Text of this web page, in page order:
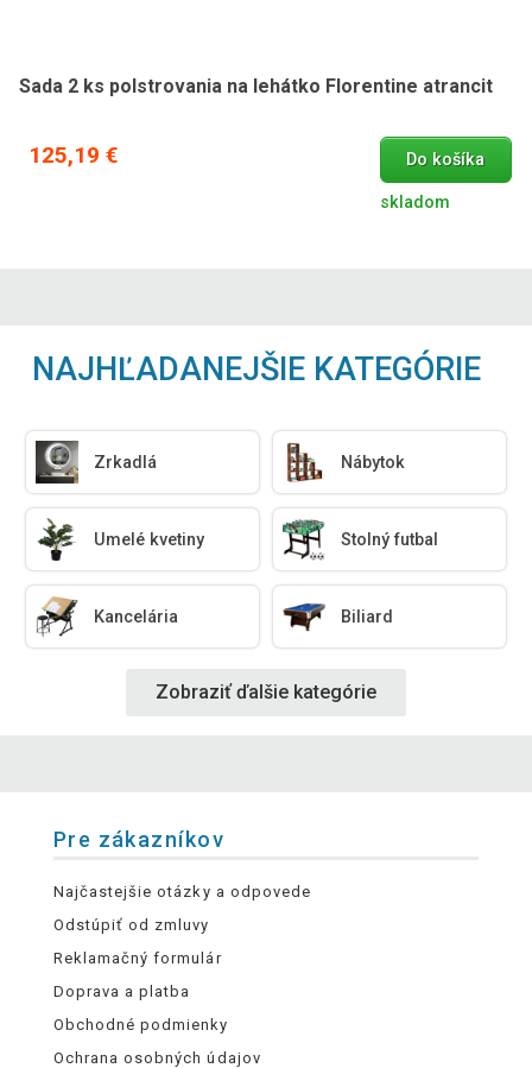
Sada 2 ks polstrovania na lehátko Florentine atrancit
125,19 € Do košíka
skladom
NAJHĽADANEJŠIE KATEGÓRIE
Zrkadlá Nábytok
Umelé kvetiny Stolný futbal
Kancelária Biliard
Zobraziť ďalšie kategórie
Pre zákazníkov
Najčastejšie otázky a odpovede
Odstúpiť od zmluvy
Reklamačný formulár
Doprava a platba
Obchodné podmienky
Ochrana osobných údajov